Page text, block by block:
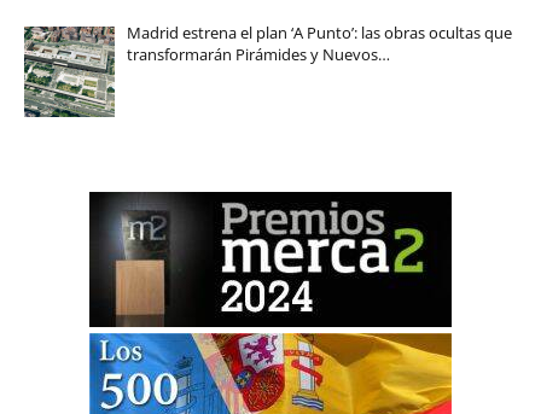
Madrid estrena el plan ‘A Punto’: las obras ocultas que
transformarán Pirámides y Nuevos…